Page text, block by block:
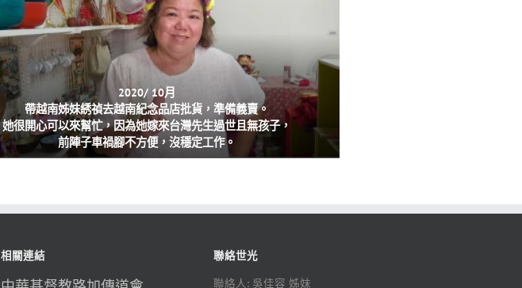
2020/ 10月
帶越南姊妹綉禎去越南紀念品店批貨，準備義賣。
她很開心可以來幫忙，因為她嫁來台灣先生過世且無孩子，
前陣子車禍腳不方便，沒穩定工作。
相關連結 聯絡世光
聯絡人: 吳佳容 姊妹